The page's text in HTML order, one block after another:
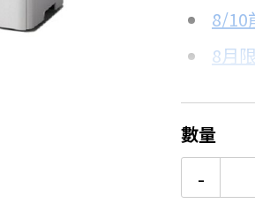
分
3期
8/10
8月
更多
除濕
數量
-